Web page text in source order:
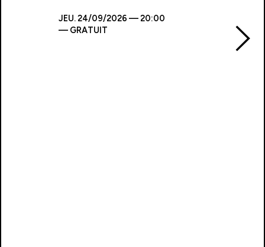
JEU.24/09/2026 — 20:00
— GRATUIT